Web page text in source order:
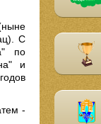
С
по
и
‑